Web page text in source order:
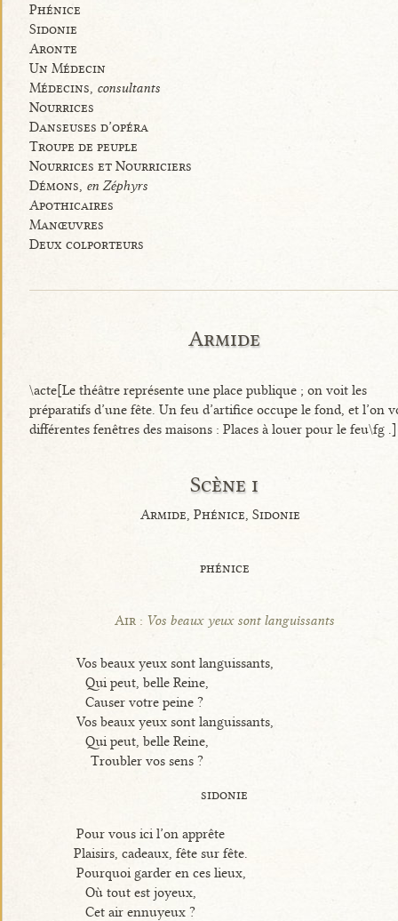
Phénice
Sidonie
Aronte
Un Médecin
Médecins, consultants
Nourrices
Danseuses d’opéra
Troupe de peuple
Nourrices et Nourriciers
Démons, en Zéphyrs
Apothicaires
Manœuvres
Deux colporteurs
Armide
\acte[Le théâtre représente une place publique ; on voit les
préparatifs d’une fête. Un feu d’artifice occupe le fond, et l’on
différentes fenêtres des maisons : Places à louer pour le feu\fg .]
Scène i
Armide, Phénice, Sidonie
phénice
Air : Vos beaux yeux sont languissants
Vos beaux yeux sont languissants,
Qui peut, belle Reine,
Causer votre peine ?
Vos beaux yeux sont languissants,
Qui peut, belle Reine,
Troubler vos sens ?
sidonie
Pour vous ici l’on apprête
Plaisirs, cadeaux, fête sur fête.
Pourquoi garder en ces lieux,
Où tout est joyeux,
Cet air ennuyeux ?